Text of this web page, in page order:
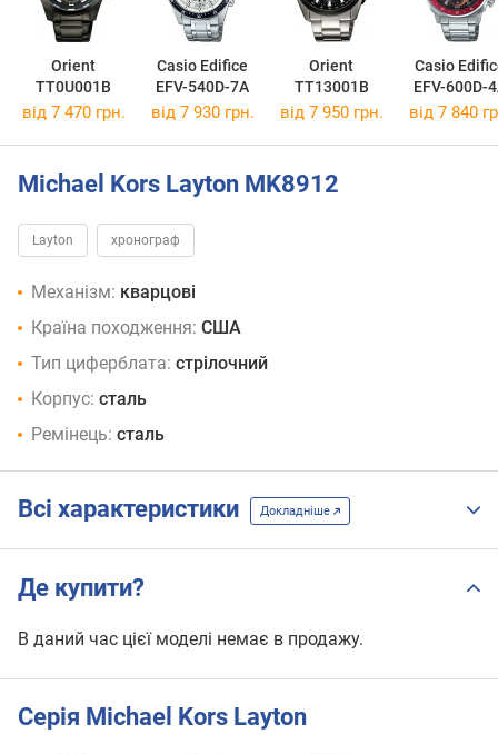
Orient
TT0U001B
Casio Edifice
EFV-540D-7A
Orient
TT13001B
Casio
EFV-600D-
від 7 470 грн. від 7 930 грн. від 7 950 грн. від 7 840
Michael Kors Layton MK8912
Layton хронограф
Механізм: кварцові
Країна походження: США
Тип циферблата: стрілочний
Корпус: сталь
Ремінець: сталь
Всі характеристики Докладніше
Де купити?
В даний час цієї моделі немає в продажу.
Серія Michael Kors Layton